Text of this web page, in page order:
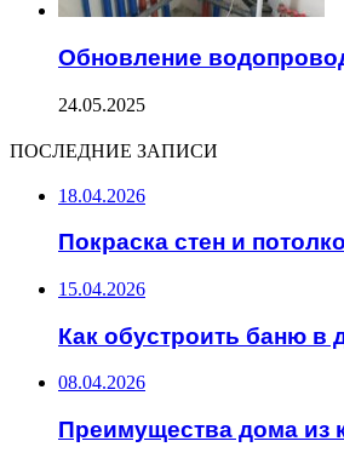
Обновление
24.05.2025
ПОСЛЕДНИЕ ЗАПИСИ
18.04.2026
Покраска стен и
15.04.2026
Как обустроить баню в
08.04.2026
Преимущества дома из